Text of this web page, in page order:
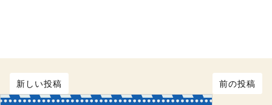
新しい投稿 前の投稿